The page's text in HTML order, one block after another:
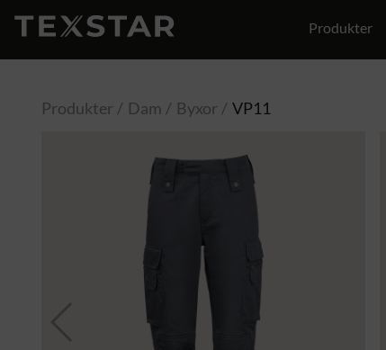
Produkter
Produkter Dam Byxor VP11